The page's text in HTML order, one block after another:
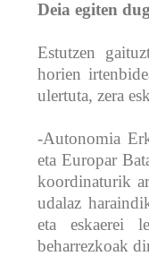
Deia egiten
Estutzen
horien
ulertuta, zera
-Autonomia
eta Europar
koordinaturik
udalaz
eta eskaerei
beharrezkoak